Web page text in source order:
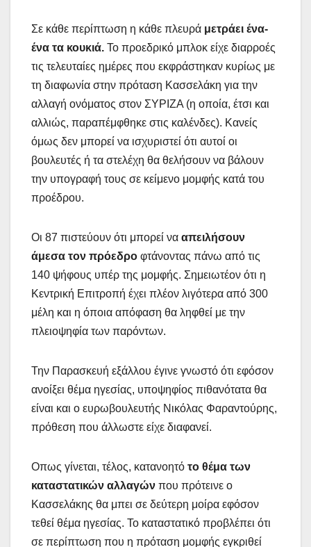
Σε κάθε περίπτωση η κάθε πλευρά μετράει ένα-
ένα τα κουκιά. Το προεδρικό μπλοκ είχε διαρροές
τις τελευταίες ημέρες που εκφράστηκαν κυρίως με
τη διαφωνία στην πρόταση Κασσελάκη για την
αλλαγή ονόματος στον ΣΥΡΙΖΑ (η οποία, έτσι και
αλλιώς, παραπέμφθηκε στις καλένδες). Κανείς
όμως δεν μπορεί να ισχυριστεί ότι αυτοί οι
βουλευτές ή τα στελέχη θα θελήσουν να βάλουν
την υπογραφή τους σε κείμενο μομφής κατά του
προέδρου.
Οι 87 πιστεύουν ότι μπορεί να απειλήσουν
άμεσα τον πρόεδρο φτάνοντας πάνω από τις
140 ψήφους υπέρ της μομφής. Σημειωτέον ότι η
Κεντρική Επιτροπή έχει πλέον λιγότερα από 300
μέλη και η όποια απόφαση θα ληφθεί με την
πλειοψηφία των παρόντων.
Την Παρασκευή εξάλλου έγινε γνωστό ότι εφόσον
ανοίξει θέμα ηγεσίας, υποψηφίος πιθανότατα θα
είναι και ο ευρωβουλευτής Νικόλας Φαραντούρης,
πρόθεση που άλλωστε είχε διαφανεί.
Οπως γίνεται, τέλος, κατανοητό το θέμα των
καταστατικών αλλαγών που πρότεινε ο
Κασσελάκης θα μπει σε δεύτερη μοίρα εφόσον
τεθεί θέμα ηγεσίας. Το καταστατικό προβλέπει ότι
σε περίπτωση που η πρόταση μομφής εγκριθεί